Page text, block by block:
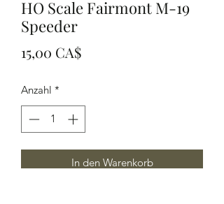
HO Scale Fairmont M-19
Speeder
15,00 CA$Preis
Anzahl *
In den Warenkorb